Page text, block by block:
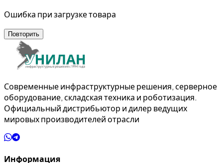
Ошибка при загрузке товара
Повторить
Современные инфраструктурные решения, серверное
оборудование, складская техника и роботизация.
Официальный дистрибьютор и дилер ведущих
мировых производителей отрасли
Информация